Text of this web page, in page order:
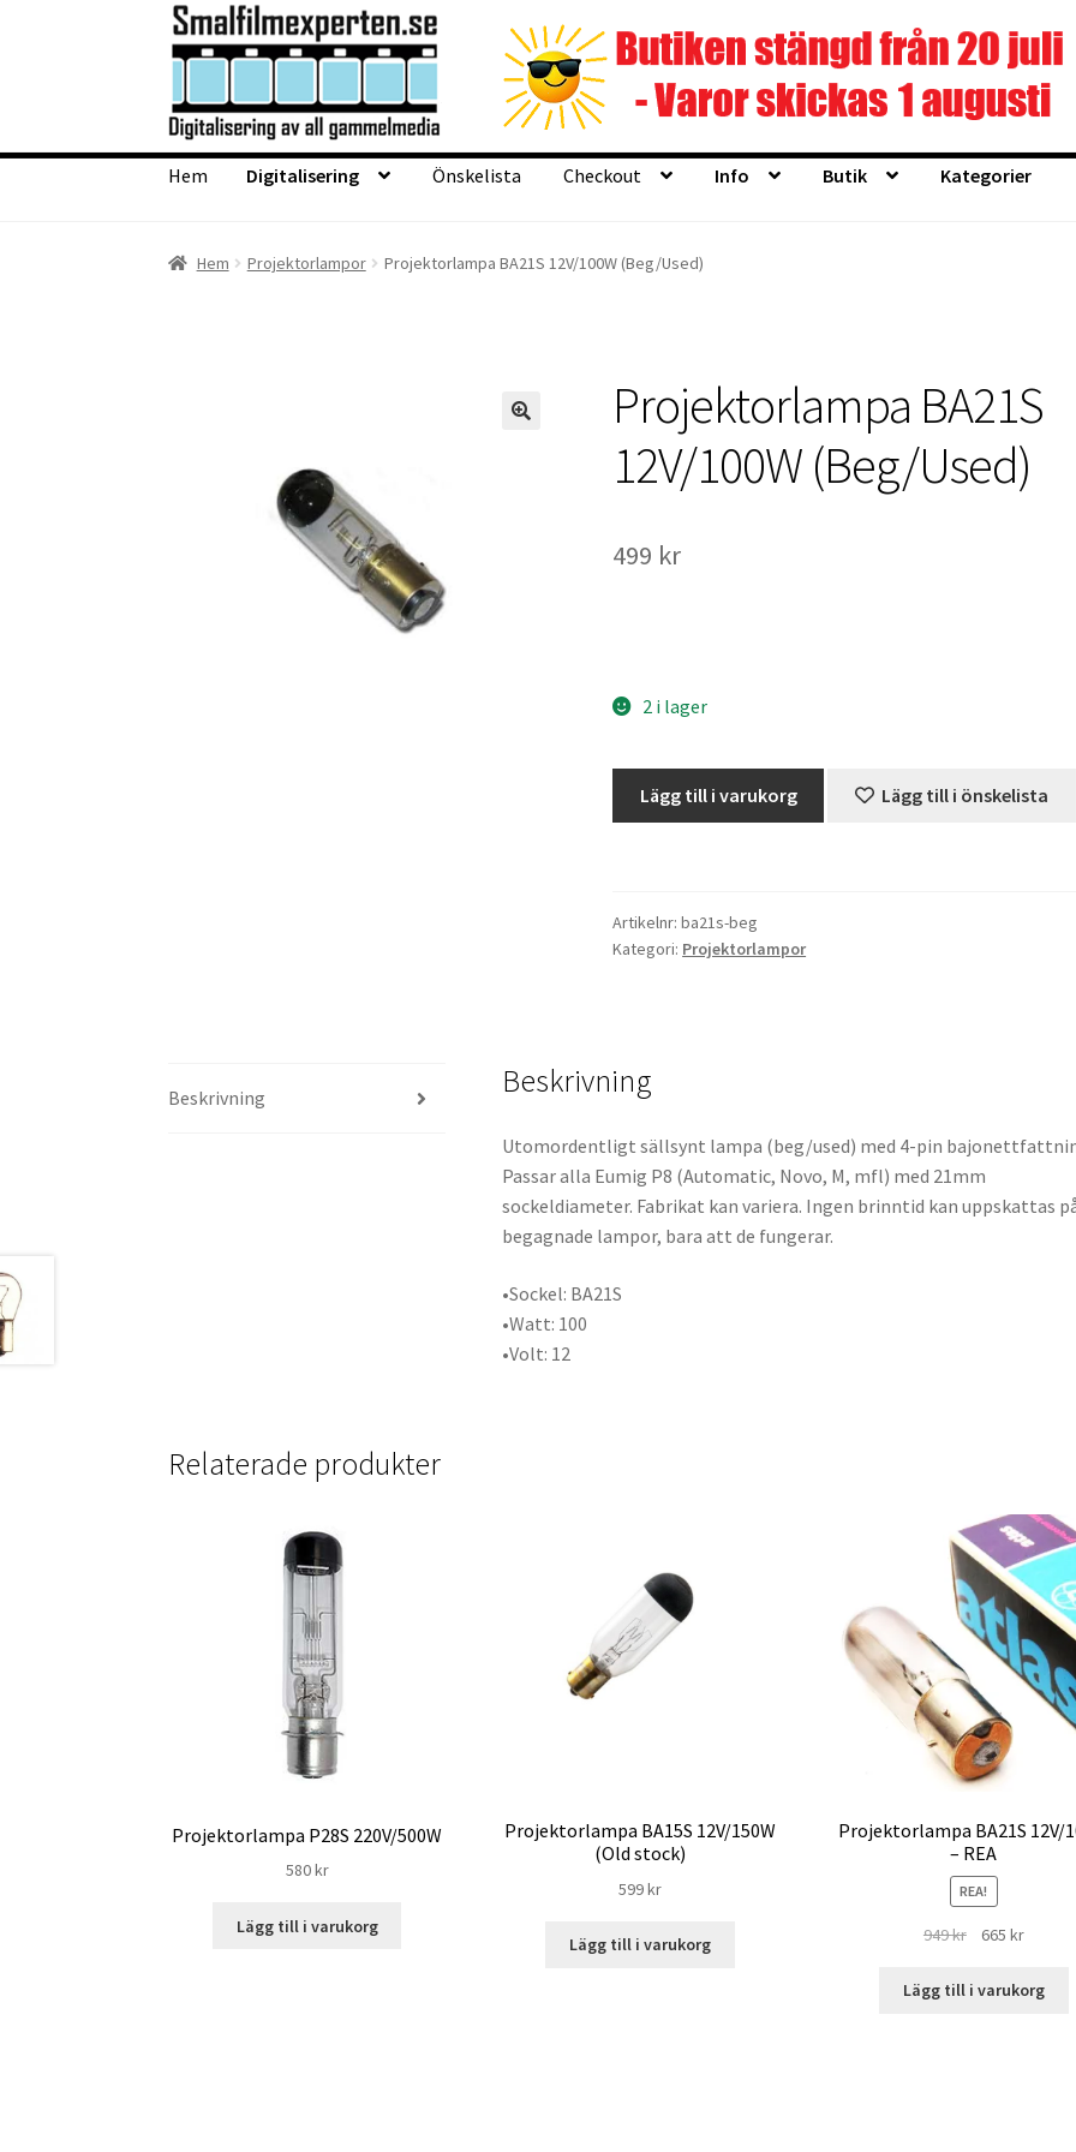
Hoppa
navigering
Hoppa
innehåll
Hem Digitalisering Önskelista Checkout Info Butik Kategorier
Hem Digitalisering Önskelista Checkout Info Butik Kategorier
Hem Projektorlampor Projektorlampa BA21S 12V/100W (Beg/Used)
Projektorlampa BA21S
12V/100W (Beg/Used)
499 kr
2 i lager
BA21S
Lägg till i varukorg Lägg till i önskelista
Artikelnr:ba21s-beg
Kategori: Projektorlampor
Beskrivning Beskrivning
Utomordentligt sällsynt lampa (beg/used) med 4-pin
Passar alla Eumig P8 (Automatic, Novo, M, mfl) med 21mm
sockeldiameter. Fabrikat kan variera. Ingen brinntid kan uppskattas
begagnade lampor, bara att de fungerar.
•Sockel: BA21S
•Watt: 100
•Volt: 12
Relaterade produkter
Projektorlampa P28S 220V/500W
580kr
Lägg till i varukorg
Projektorlampa BA15S 12V/150W
(Old stock)
599kr
Lägg till i varukorg
Projektorlampa BA21S 12V/
– REA
REA!
949kr
Det
priset
665 krDet
priset
Lägg till i varukorg